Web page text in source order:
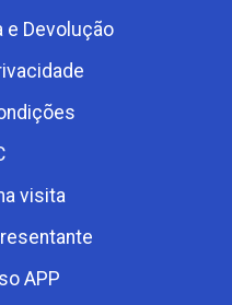
e Devolução
visita
APP